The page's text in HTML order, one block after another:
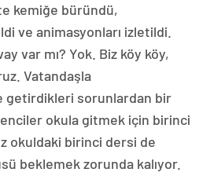
kemiğe büründü,
ve animasyonları izletildi.
var mı? Yok. Biz köy köy,
Vatandaşla
getirdikleri sorunlardan bir
okula gitmek için birinci
okuldaki birinci dersi de
beklemek zorunda kalıyor.